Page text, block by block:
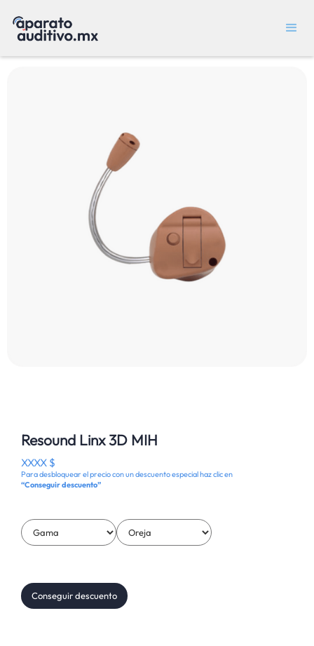
Resound Linx 3D MIH
XXXX $
Para desbloquear el precio con un descuento especial haz clic en
“Conseguir descuento”
Conseguir descuento